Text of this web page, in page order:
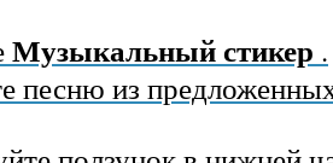
Музыкальный стикер .
песню из